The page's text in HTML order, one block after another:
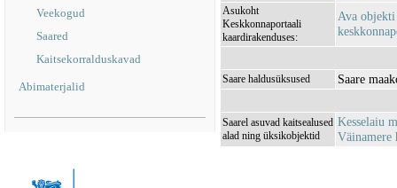
Veekogud
Saared
Kaitsekorralduskavad
Abimaterjalid
Asukoht
Keskkonnaportaali
kaardirakenduses:
Ava objekti
Saare haldusüksused Saare
Saarel asuvad kaitsealused
alad ning üksikobjektid
Kesselaiu
Väinamere